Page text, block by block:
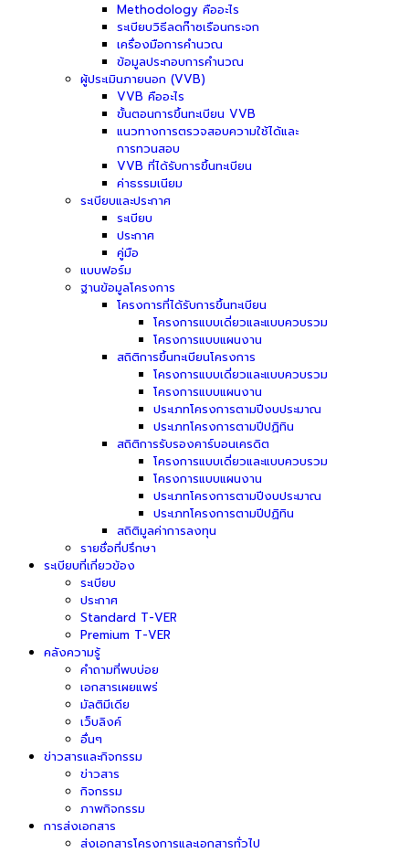
Methodology คืออะไร
ระเบียบวิธีลดก๊าซเรือนกระจก
เครื่องมือการคำนวณ
ข้อมูลประกอบการคำนวณ
ผู้ประเมินภายนอก (VVB)
VVB คืออะไร
ขั้นตอนการขึ้นทะเบียน VVB
แนวทางการตรวจสอบความใช้ได้และ
การทวนสอบ
VVB ที่ได้รับการขึ้นทะเบียน
ค่าธรรมเนียม
ระเบียบและประกาศ
ระเบียบ
ประกาศ
คู่มือ
แบบฟอร์ม
ฐานข้อมูลโครงการ
โครงการที่ได้รับการขึ้นทะเบียน
โครงการแบบเดี่ยวและแบบควบรวม
โครงการแบบแผนงาน
สถิติการขึ้นทะเบียนโครงการ
โครงการแบบเดี่ยวและแบบควบรวม
โครงการแบบแผนงาน
ประเภทโครงการตามปีงบประมาณ
ประเภทโครงการตามปีปฏิทิน
สถิติการรับรองคาร์บอนเครดิต
โครงการแบบเดี่ยวและแบบควบรวม
โครงการแบบแผนงาน
ประเภทโครงการตามปีงบประมาณ
ประเภทโครงการตามปีปฏิทิน
สถิติมูลค่าการลงทุน
รายชื่อที่ปรึกษา
ระเบียบที่เกี่ยวข้อง
ระเบียบ
ประกาศ
Standard T-VER
Premium T-VER
คลังความรู้
คำถามที่พบบ่อย
เอกสารเผยแพร่
มัลติมีเดีย
เว็บลิงค์
อื่นๆ
ข่าวสารและกิจกรรม
ข่าวสาร
กิจกรรม
ภาพกิจกรรม
การส่งเอกสาร
ส่งเอกสารโครงการและเอกสารทั่วไป